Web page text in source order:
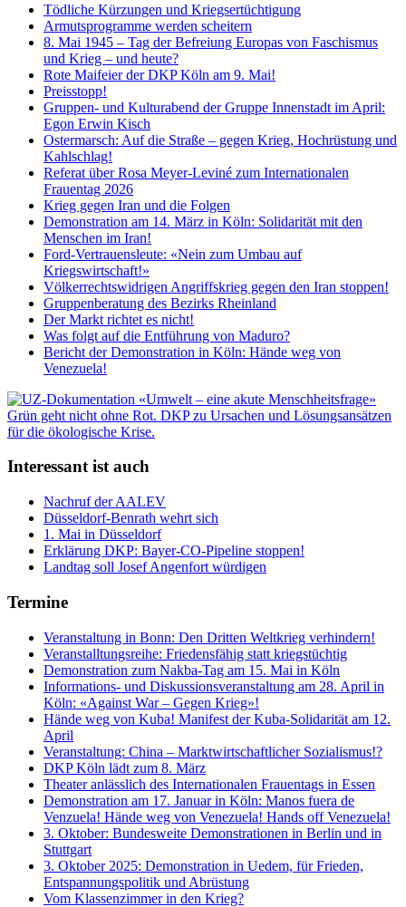
Tödliche Kürzungen und Kriegsertüchtigung
Armutsprogramme werden scheitern
8. Mai 1945 – Tag der Befreiung Europas von Faschismus
und Krieg – und heute?
Rote Maifeier der DKP Köln am 9. Mai!
Preisstopp!
Gruppen- und Kulturabend der Gruppe Innenstadt im April:
Egon Erwin Kisch
Ostermarsch: Auf die Straße – gegen Krieg, Hochrüstung und
Kahlschlag!
Referat über Rosa Meyer-Leviné zum Internationalen
Frauentag 2026
Krieg gegen Iran und die Folgen
Demonstration am 14. März in Köln: Solidarität mit den
Menschen im Iran!
Ford-Vertrauensleute: «Nein zum Umbau auf
Kriegswirtschaft!»
Völkerrechtswidrigen Angriffskrieg gegen den Iran stoppen!
Gruppenberatung des Bezirks Rheinland
Der Markt richtet es nicht!
Was folgt auf die Entführung von Maduro?
Bericht der Demonstration in Köln: Hände weg von
Venezuela!
Interessant ist auch
Nachruf der AALEV
Düsseldorf-Benrath wehrt sich
1. Mai in Düsseldorf
Erklärung DKP: Bayer-CO-Pipeline stoppen!
Landtag soll Josef Angenfort würdigen
Termine
Veranstaltung in Bonn: Den Dritten Weltkrieg verhindern!
Veranstalltungsreihe: Friedensfähig statt kriegstüchtig
Demonstration zum Nakba-Tag am 15. Mai in Köln
Informations- und Diskussionsveranstaltung am 28. April in
Köln: «Against War – Gegen Krieg»!
Hände weg von Kuba! Manifest der Kuba-Solidarität am 12.
April
Veranstaltung: China – Marktwirtschaftlicher Sozialismus!?
DKP Köln lädt zum 8. März
Theater anlässlich des Internationalen Frauentags in Essen
Demonstration am 17. Januar in Köln: Manos fuera de
Venzuela! Hände weg von Venezuela! Hands off Venezuela!
3. Oktober: Bundesweite Demonstrationen in Berlin und in
Stuttgart
3. Oktober 2025: Demonstration in Uedem, für Frieden,
Entspannungspolitik und Abrüstung
Vom Klassenzimmer in den Krieg?